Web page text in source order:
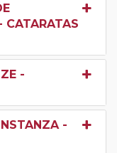
CATARATAS
-
-